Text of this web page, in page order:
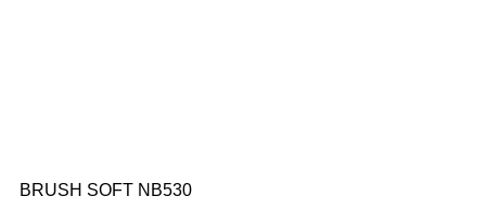
BRUSH SOFT NB530